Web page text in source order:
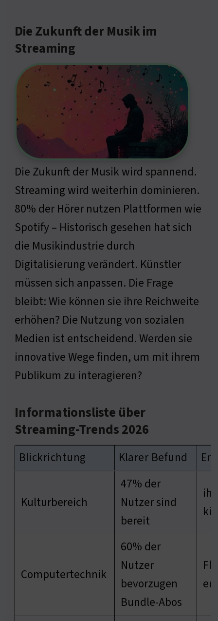
Die Zukunft der Musik im
Streaming
Die Zukunft der Musik wird spannend.
Streaming wird weiterhin dominieren.
80% der Hörer nutzen Plattformen wie
Spotify – Historisch gesehen hat sich
die Musikindustrie durch
Digitalisierung verändert. Künstler
müssen sich anpassen. Die Frage
bleibt: Wie können sie ihre Reichweite
erhöhen? Die Nutzung von sozialen
Medien ist entscheidend. Werden sie
innovative Wege finden, um mit ihrem
Publikum zu interagieren?
Informationsliste über
Streaming-Trends 2026
Blickrichtung Klarer Befund
Kulturbereich
47% der
Nutzer sind
bereit
Computertechnik
60% der
Nutzer
bevorzugen
Bundle-Abos